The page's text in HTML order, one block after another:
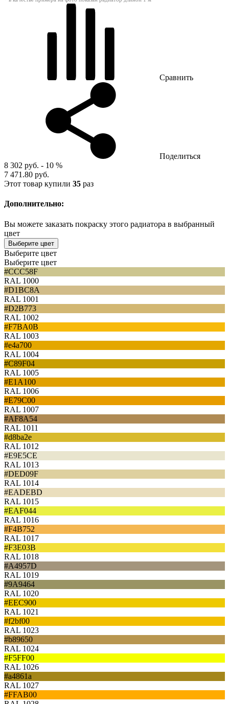
Сравнить
Поделиться
8 302 руб. - 10 %
7 471.80 руб.
Этот товар купили 35 раз
Дополнительно:
Вы можете заказать покраску этого радиатора в выбранный
цвет
Выберите цвет
Выберите цвет
Выберите цвет
#CCC58F
RAL 1000
#D1BC8A
RAL 1001
#D2B773
RAL 1002
#F7BA0B
RAL 1003
#e4a700
RAL 1004
#C89F04
RAL 1005
#E1A100
RAL 1006
#E79C00
RAL 1007
#AF8A54
RAL 1011
#d8ba2e
RAL 1012
#E9E5CE
RAL 1013
#DED09F
RAL 1014
#EADEBD
RAL 1015
#EAF044
RAL 1016
#F4B752
RAL 1017
#F3E03B
RAL 1018
#A4957D
RAL 1019
#9A9464
RAL 1020
#EEC900
RAL 1021
#f2bf00
RAL 1023
#b89650
RAL 1024
#F5FF00
RAL 1026
#a4861a
RAL 1027
#FFAB00